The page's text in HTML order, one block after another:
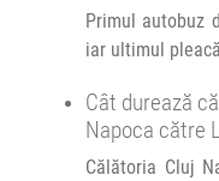
Primul autobuz
iar ultimul
Cât durează
Napoca către
Călătoria Cluj